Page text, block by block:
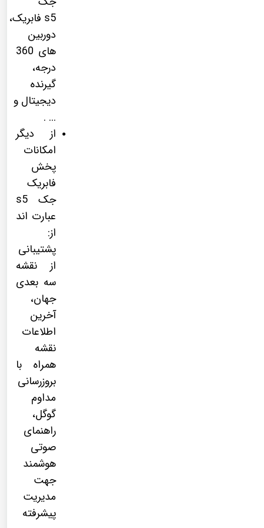
s5 فابریک،
دوربین
های 360
درجه،
گیرنده
دیجیتال و
... .
از دیگر
امکانات
پخش
فابریک
جک s5
عبارت اند
از:
پشتیبانی
از نقشه
سه بعدی
جهان،
آخرین
اطلاعات
نقشه
همراه با
بروزرسانی
مداوم
گوگل،
راهنمای
صوتی
هوشمند
جهت
مدیریت
پیشرفته